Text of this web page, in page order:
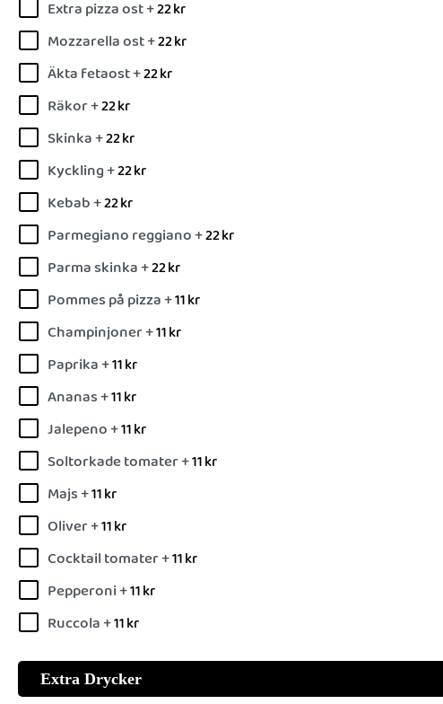
Extra pizza ost +22kr
Mozzarella ost +22kr
Äkta fetaost +22kr
Räkor +22kr
Skinka +22kr
Kyckling +22kr
Kebab +22kr
Parmegiano reggiano +22kr
Parma skinka +22kr
Pommes på pizza +11kr
Champinjoner +11kr
Paprika +11kr
Ananas +11kr
Jalepeno +11kr
Soltorkade tomater +11kr
Majs +11kr
Oliver +11kr
Cocktail tomater +11kr
Pepperoni +11kr
Ruccola +11kr
Extra Drycker